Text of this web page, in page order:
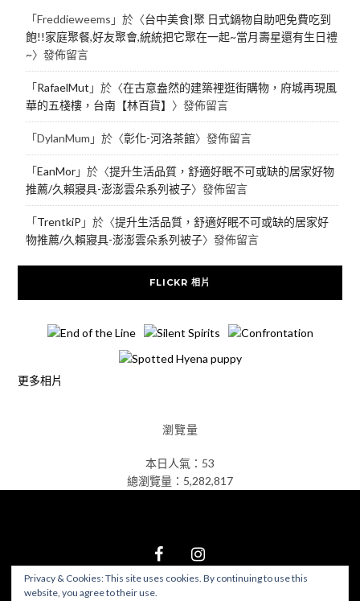
「Freddieweems 」於〈台中美食|聚 日式鍋物自助吧免費吃到
飽!!家庭聚餐,好友聚會,統統把它聚在一起~當月壽星還有生日禮
~〉發佈留言
「RafaelMut 」於〈在古意盎然的建築裡逛街購物，府城再現風
華的五棧樓，台南【林百貨】 〉發佈留言
「DylanMum 」於〈彰化-河洛茶館〉發佈留言
「EanMor」於〈提升生活品質，舒適好眠不可或缺的居家好物
推薦/久賴寢具-澎澎雲朵系列被子〉發佈留言
「TrentkiP 」於〈提升生活品質，舒適好眠不可或缺的居家好
物推薦/久賴寢具-澎澎雲朵系列被子〉發佈留言
FLICKR 相片
更多相片
瀏覽量
本日人氣：53
總瀏覽量：5,282,817
Privacy & Cookies: This site uses cookies. By continuing to use this
website, you agree to their use.